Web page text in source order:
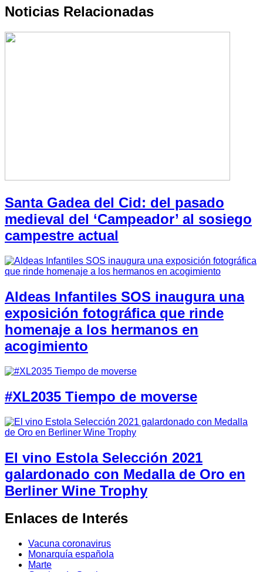
Noticias Relacionadas
Santa Gadea del Cid: del pasado
medieval del ‘Campeador’ al sosiego
campestre actual
Aldeas Infantiles SOS inaugura una
exposición fotográfica que rinde
homenaje a los hermanos en
acogimiento
#XL2035 Tiempo de moverse
El vino Estola Selección 2021
galardonado con Medalla de Oro en
Berliner Wine Trophy
Enlaces de Interés
Vacuna coronavirus
Monarquía española
Marte